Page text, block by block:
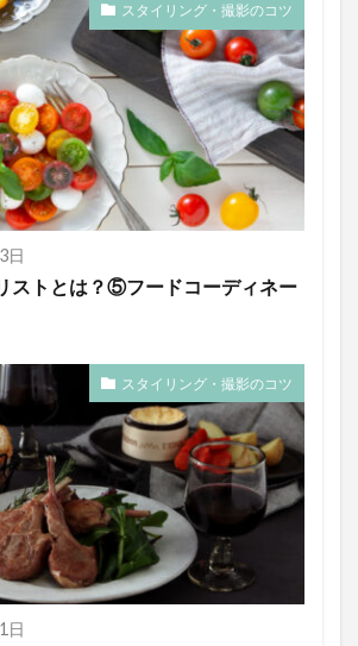
スタイリング・撮影のコツ
日
ストとは？⑤フードコーディネー
スタイリング・撮影のコツ
日